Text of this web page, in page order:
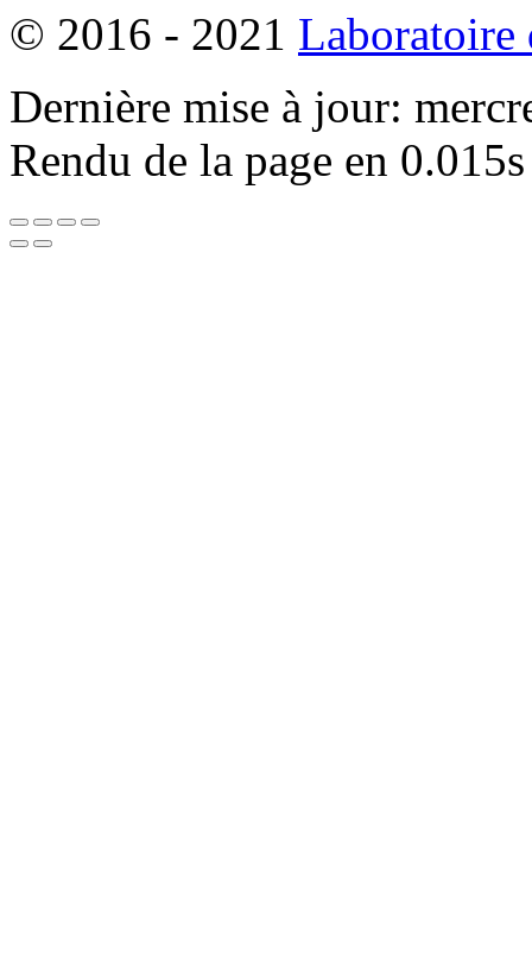
© 2016 - 2021 Laboratoire
Dernière mise à jour:
Rendu de la page en 0.015s